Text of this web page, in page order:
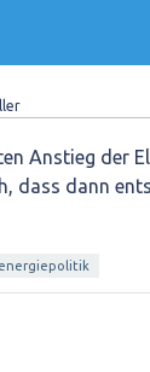
Anstieg der
dass dann
energiepolitik